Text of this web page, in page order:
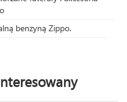
benzyną Zippo.